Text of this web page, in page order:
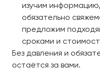
изучим
обязательно
предложим
сроками и
Без давления и
остаётся за вами.